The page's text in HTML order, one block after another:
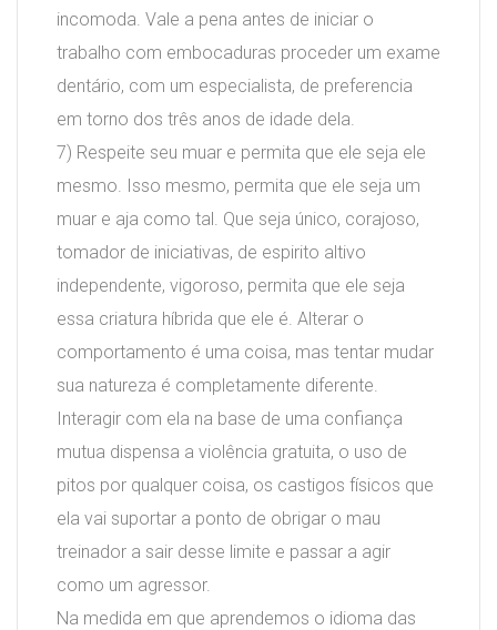
incomoda. Vale a pena antes de iniciar o
trabalho com embocaduras proceder um exame
dentário, com um especialista, de preferencia
em torno dos três anos de idade dela.
7) Respeite seu muar e permita que ele seja ele
mesmo. Isso mesmo, permita que ele seja um
muar e aja como tal. Que seja único, corajoso,
tomador de iniciativas, de espirito altivo
independente, vigoroso, permita que ele seja
essa criatura híbrida que ele é. Alterar o
comportamento é uma coisa, mas tentar mudar
sua natureza é completamente diferente.
Interagir com ela na base de uma confiança
mutua dispensa a violência gratuita, o uso de
pitos por qualquer coisa, os castigos físicos que
ela vai suportar a ponto de obrigar o mau
treinador a sair desse limite e passar a agir
como um agressor.
Na medida em que aprendemos o idioma das